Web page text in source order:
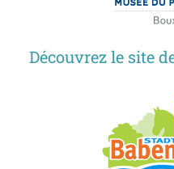
Découvrez le site